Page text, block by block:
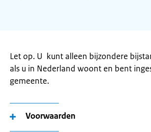
Let op. U kunt alleen bijzondere
als u in Nederland woont en bent
gemeente.
Voorwaarden